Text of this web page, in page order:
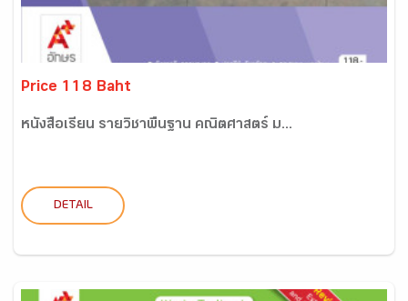
Price 118 Baht
หนังสือเรียน รายวิชาพื้นฐาน คณิตศาสตร์ ม...
DETAIL